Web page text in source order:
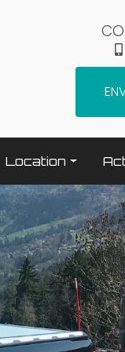
Location
Terrassement /
Transport
Elévation /
Espaces verts
Traitement béton
Nettoyage